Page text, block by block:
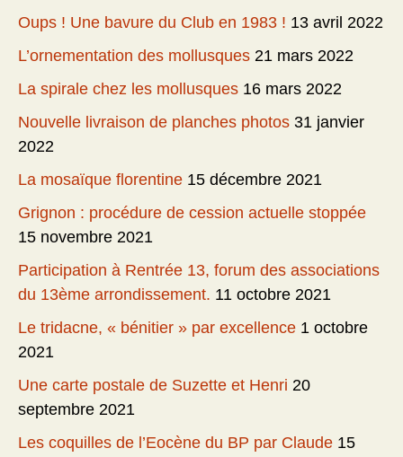
Oups ! Une bavure du Club en 1983 ! 13 avril 2022
L’ornementation des mollusques 21 mars 2022
La spirale chez les mollusques 16 mars 2022
Nouvelle livraison de planches photos 31 janvier
2022
La mosaïque florentine 15 décembre 2021
Grignon : procédure de cession actuelle stoppée
15 novembre 2021
Participation à Rentrée 13, forum des associations
du 13ème arrondissement. 11 octobre 2021
Le tridacne, « bénitier » par excellence 1 octobre
2021
Une carte postale de Suzette et Henri 20
septembre 2021
Les coquilles de l’Eocène du BP par Claude 15